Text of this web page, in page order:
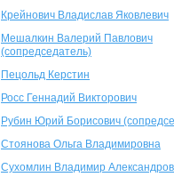
Крейнович Владислав Яковлевич
Мешалкин Валерий Павлович
(сопредседатель)
Пецольд Керстин
Росс Геннадий Викторович
Рубин Юрий Борисович
Стоянова Ольга Владимировна
Сухомлин Владимир